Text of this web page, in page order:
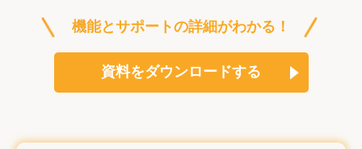
機能とサポートの詳細がわかる！
資料をダウンロードする